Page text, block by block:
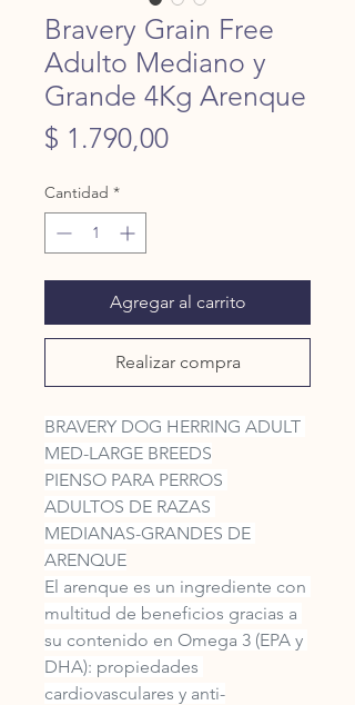
Bravery Grain Free
Adulto Mediano y
Grande 4Kg Arenque
$ 1.790,00Precio
Cantidad *
Agregar al carrito
Realizar compra
BRAVERY DOG HERRING ADULT
MED-LARGE BREEDS
PIENSO PARA PERROS
ADULTOS DE RAZAS
MEDIANAS-GRANDES DE
ARENQUE
El arenque es un ingrediente con
multitud de beneficios gracias a
su contenido en Omega 3 (EPA y
DHA): propiedades
cardiovasculares y anti-